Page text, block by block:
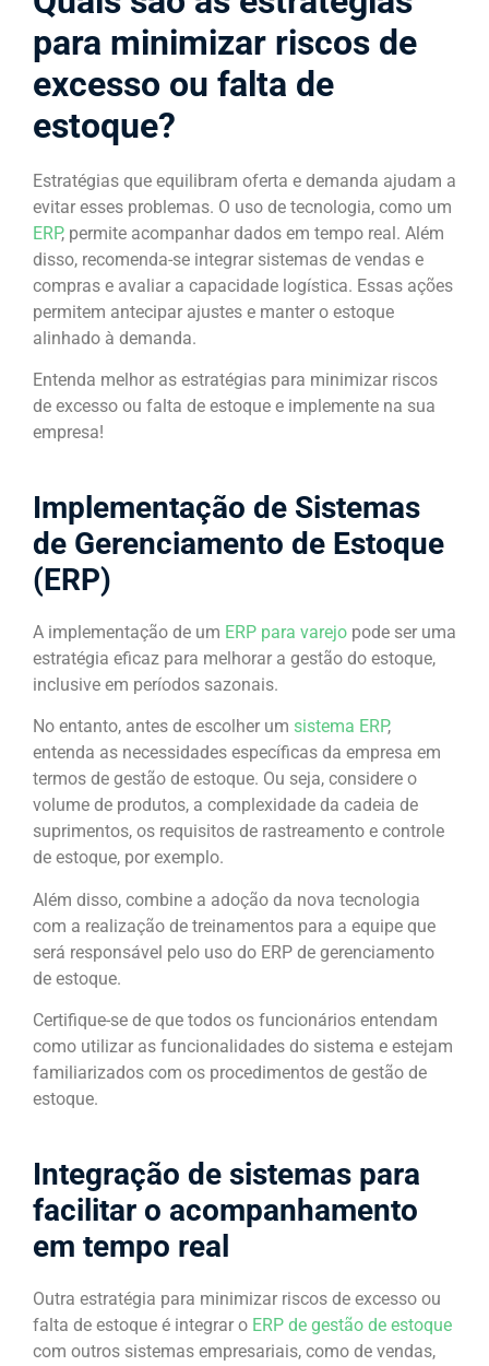
para minimizar riscos de
excesso ou falta de
estoque?
Estratégias que equilibram oferta e demanda ajudam a
evitar esses problemas. O uso de tecnologia, como um
ERP, permite acompanhar dados em tempo real. Além
disso, recomenda-se integrar sistemas de vendas e
compras e avaliar a capacidade logística. Essas ações
permitem antecipar ajustes e manter o estoque
alinhado à demanda.
Entenda melhor as estratégias para minimizar riscos
de excesso ou falta de estoque e implemente na sua
empresa!
Implementação de Sistemas
de Gerenciamento de Estoque
(ERP)
A implementação de um ERP para varejo pode ser uma
estratégia eficaz para melhorar a gestão do estoque,
inclusive em períodos sazonais.
No entanto, antes de escolher um sistema ERP,
entenda as necessidades específicas da empresa em
termos de gestão de estoque. Ou seja, considere o
volume de produtos, a complexidade da cadeia de
suprimentos, os requisitos de rastreamento e controle
de estoque, por exemplo.
Além disso, combine a adoção da nova tecnologia
com a realização de treinamentos para a equipe que
será responsável pelo uso do ERP de gerenciamento
de estoque.
Certifique-se de que todos os funcionários entendam
como utilizar as funcionalidades do sistema e estejam
familiarizados com os procedimentos de gestão de
estoque.
Integração de sistemas para
facilitar o acompanhamento
em tempo real
Outra estratégia para minimizar riscos de excesso ou
falta de estoque é integrar o ERP de gestão de estoque
com outros sistemas empresariais, como de vendas,